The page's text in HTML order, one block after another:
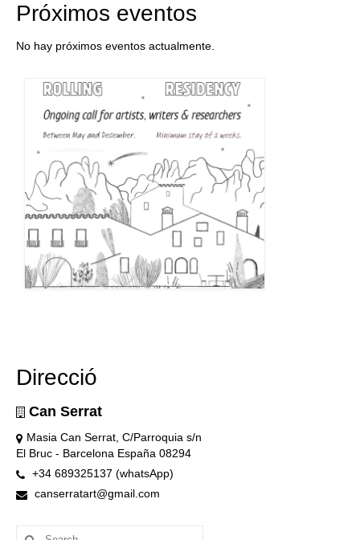
Próximos eventos
No hay próximos eventos actualmente.
Direcció
Can Serrat
Masia Can Serrat, C/Parroquia s/n
El Bruc - Barcelona España 08294
+34 689325137 (whatsApp)
canserratart@gmail.com
Search